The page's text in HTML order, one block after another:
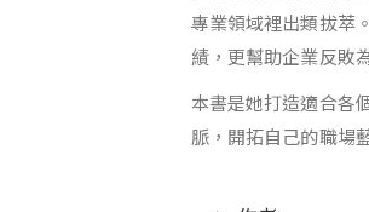
專業領域裡出類拔萃
績，更幫助企業反敗
本書是她打造適合各
脈，開拓自己的職場